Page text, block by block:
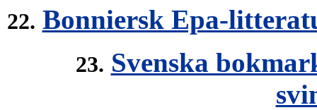
22. Bonniersk Epa-
23. Svenska